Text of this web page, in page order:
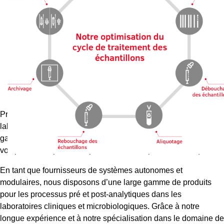
tri
Profitez aussi du potentiel des systèmes d’automatisation de
laboratoire SARSTEDT ! Nos solutions sur mesure
garantissent une flexibilité maximale et contribuent à rendre
vos processus plus sûrs, plus efficaces et plus économiques.
En tant que fournisseurs de systèmes autonomes et
modulaires, nous disposons d’une large gamme de produits
pour les processus pré et post-analytiques dans les
laboratoires cliniques et microbiologiques. Grâce à notre
longue expérience et à notre spécialisation dans le domaine de